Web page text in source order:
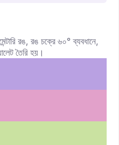
রঙ, রঙ চক্রে ৬০° ব্যবধানে,
তৈরি হয়।